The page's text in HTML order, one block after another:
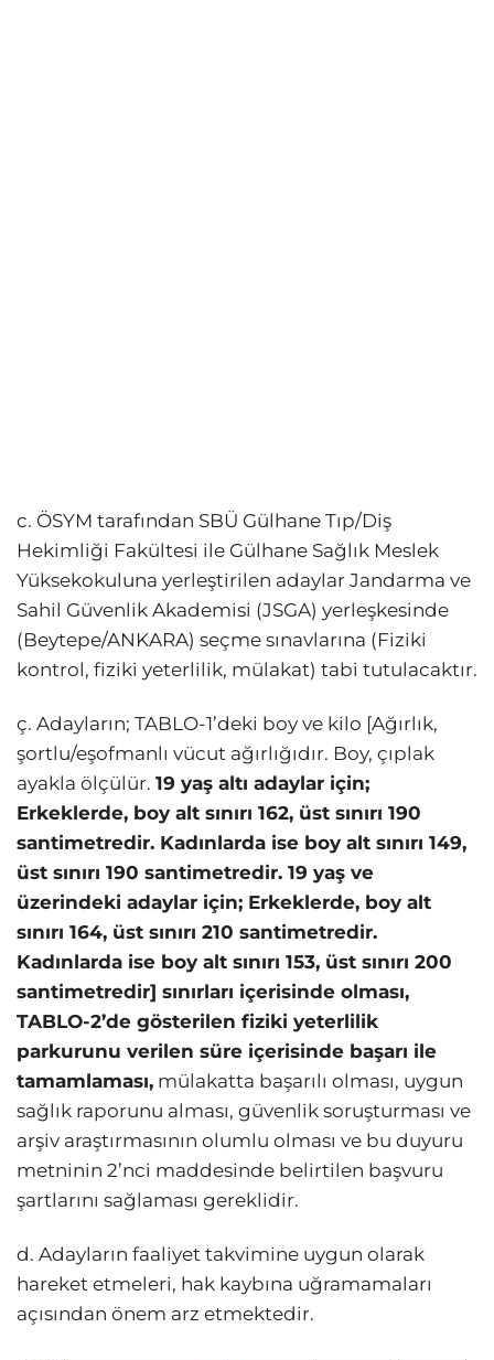
c. ÖSYM tarafından SBÜ Gülhane Tıp/Diş
Hekimliği Fakültesi ile Gülhane Sağlık Meslek
Yüksekokuluna yerleştirilen adaylar Jandarma ve
Sahil Güvenlik Akademisi (JSGA) yerleşkesinde
(Beytepe/ANKARA) seçme sınavlarına (Fiziki
kontrol, fiziki yeterlilik, mülakat) tabi tutulacaktır.
ç. Adayların; TABLO-1’deki boy ve kilo [Ağırlık,
şortlu/eşofmanlı vücut ağırlığıdır. Boy, çıplak
ayakla ölçülür. 19 yaş altı adaylar için;
Erkeklerde, boy alt sınırı 162, üst sınırı 190
santimetredir. Kadınlarda ise boy alt sınırı 149,
üst sınırı 190 santimetredir. 19 yaş ve
üzerindeki adaylar için; Erkeklerde, boy alt
sınırı 164, üst sınırı 210 santimetredir.
Kadınlarda ise boy alt sınırı 153, üst sınırı 200
santimetredir] sınırları içerisinde olması,
TABLO-2’de gösterilen fiziki yeterlilik
parkurunu verilen süre içerisinde başarı ile
tamamlaması, mülakatta başarılı olması, uygun
sağlık raporunu alması, güvenlik soruşturması ve
arşiv araştırmasının olumlu olması ve bu duyuru
metninin 2’nci maddesinde belirtilen başvuru
şartlarını sağlaması gereklidir.
d. Adayların faaliyet takvimine uygun olarak
hareket etmeleri, hak kaybına uğramamaları
açısından önem arz etmektedir.